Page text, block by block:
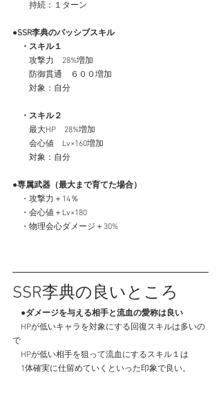
持続：１ターン
●SSR李典のパッシブスキル
・スキル１
攻撃力　28%増加
防御貫通　６００増加
対象：自分
・スキル２
最大HP　28%増加
会心値　Lv×160増加
対象：自分
●専属武器（最大まで育てた場合）
・攻撃力＋14％
・会心値＋Lv×180
・物理会心ダメージ＋30%
SSR李典の良いところ
●ダメージを与える相手と流血の愛称は良い
HPが低いキャラを対象にする回復スキルは多いの
で
HPが低い相手を狙って流血にするスキル１は
1体確実に仕留めていくといった印象で良い。